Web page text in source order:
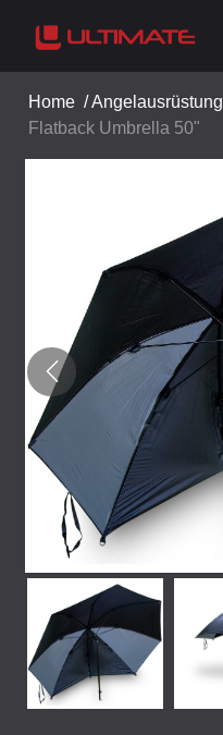
Home /Angelausrüstung
Flatback Umbrella 50"